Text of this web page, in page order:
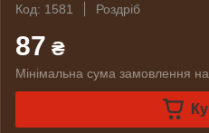
Код: 1581
Роздріб
87 ₴
Мінімальна сума замовлення